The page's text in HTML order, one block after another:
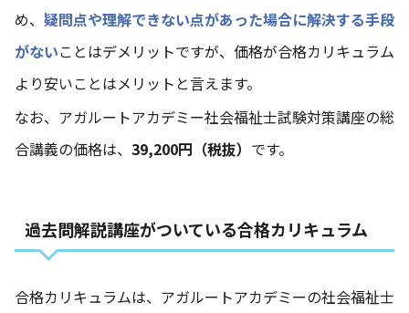
め、 疑問点や理解できない点があった場合に解決する手段
がないことはデメリットですが、価格が合格カリキュラム
より安いことはメリットと言えます。
なお、アガルートアカデミー社会福祉士試験対策講座の総
合講義の価格は、 39,200円（税抜） です。
過去問解説講座がついている合格カリキュラム
合格カリキュラムは、アガルートアカデミーの社会福祉士